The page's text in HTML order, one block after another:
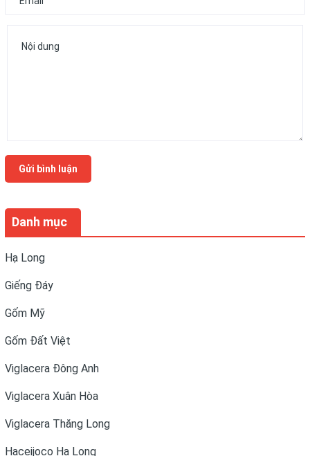
Danh mục
Hạ Long
Giếng Đáy
Gốm Mỹ
Gốm Đất Việt
Viglacera Đông Anh
Viglacera Xuân Hòa
Viglacera Thăng Long
Haceijoco Hạ Long
Gửi bình luận